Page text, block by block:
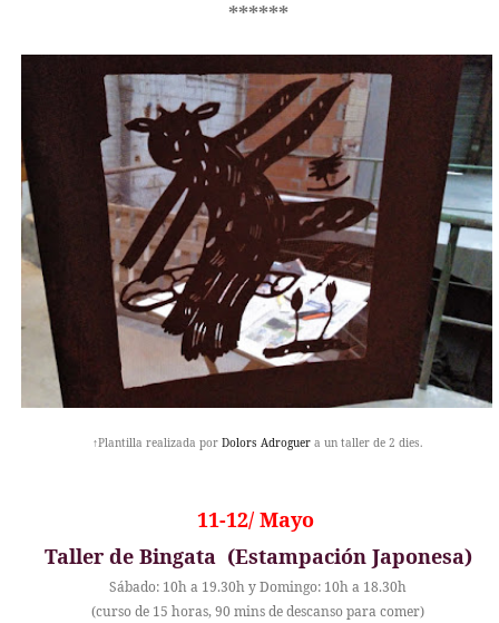
******
↑Plantilla realizada por Dolors Adroguer a un taller de 2 dies.
11-12/ Mayo
Taller de Bingata (Estampación Japonesa)
Sábado: 10h a 19.30h y Domingo: 10h a 18.30h
(curso de 15 horas, 90 mins de descanso para comer)